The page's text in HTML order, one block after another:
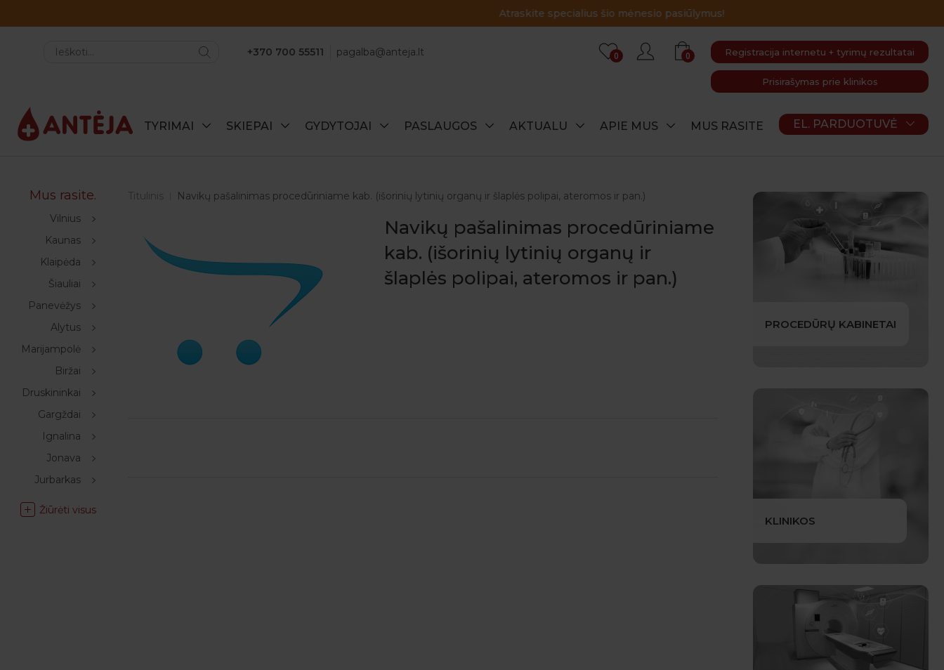
Atraskite specialius šio mėnesio pasiūlymus!
+370 700 55511 pagalba@anteja.lt Registracija internetu + tyrimų rezultatai
Prisirašymas prie klinikos
0 0
TYRIMAI SKIEPAI GYDYTOJAI PASLAUGOS AKTUALU APIE MUS MUS RASITE EL. PARDUOTUVĖ
Mus rasite.
Vilnius
Kaunas
Klaipėda
Šiauliai
Panevėžys
Alytus
Marijampolė
Biržai
Druskininkai
Gargždai
Ignalina
Jonava
Jurbarkas
Žiūrėti visus
Titulinis Navikų pašalinimas procedūriniame kab. (išorinių lytinių organų ir šlaplės polipai, ateromos ir pan.)
Navikų pašalinimas procedūriniame
kab. (išorinių lytinių organų ir
šlaplės polipai, ateromos ir pan.)
PROCEDŪRŲ KABINETAI
KLINIKOS